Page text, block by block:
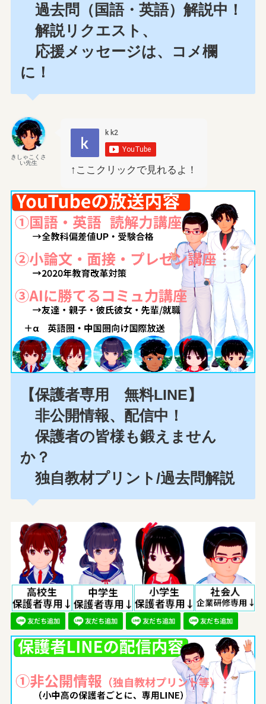
過去問（国語・英語）解説中！
解説リクエスト、
応援メッセージは、コメ欄
に！
きしゃこくさ
い先生
↑ここクリックで見れるよ！
【保護者専用 無料LINE】
非公開情報、配信中！
保護者の皆様も鍛えません
か？
独自教材プリント/過去問解説